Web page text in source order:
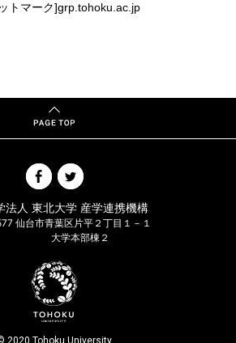
マーク]grp.tohoku.ac.jp
法人 東北大学 産学連携機構
仙台市青葉区片平２丁目１－１
大学本部棟２
2020 Tohoku University